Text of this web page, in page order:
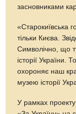
засновниками
«Старокиївська
тільки Києва.
Символічно, що
історії України.
охороняє наш
музею історії
У рамках